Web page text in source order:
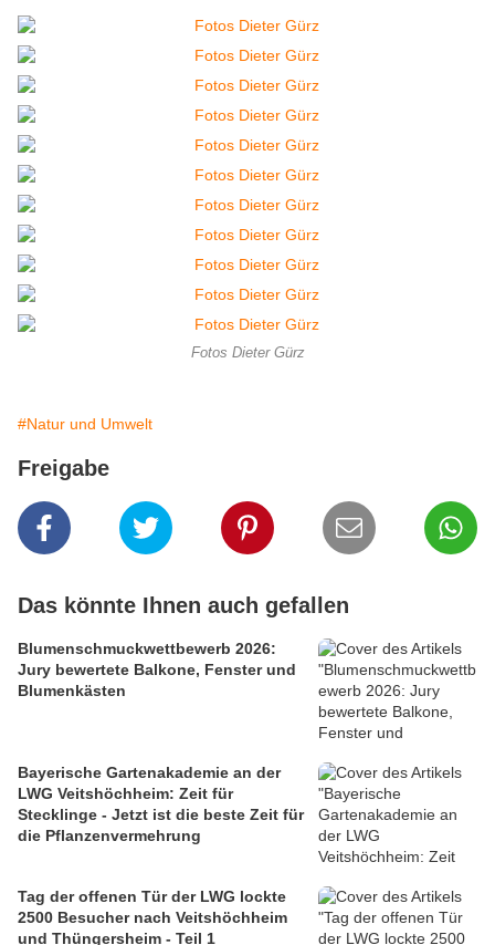
Fotos Dieter Gürz
#Natur und Umwelt
Freigabe
Das könnte Ihnen auch gefallen
Blumenschmuckwettbewerb 2026:
Jury bewertete Balkone, Fenster und
Blumenkästen
Bayerische Gartenakademie an der
LWG Veitshöchheim: Zeit für
Stecklinge - Jetzt ist die beste Zeit für
die Pflanzenvermehrung
Tag der offenen Tür der LWG lockte
2500 Besucher nach Veitshöchheim
und Thüngersheim - Teil 1